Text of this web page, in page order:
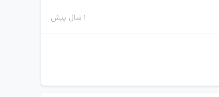
۱ سال پیش